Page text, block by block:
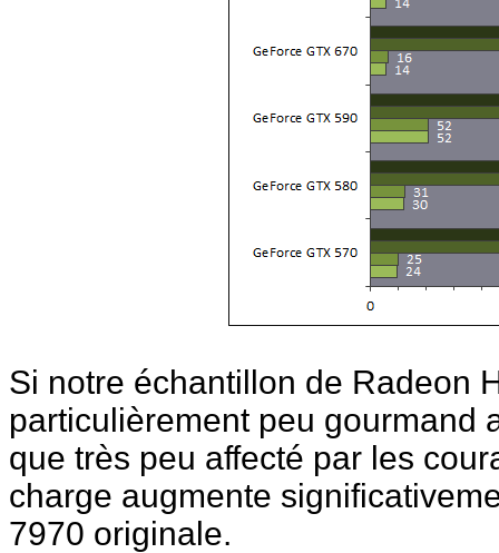
Si notre échantillon de Radeon
particulièrement peu gourmand
que très peu affecté par les
charge augmente
7970 originale.